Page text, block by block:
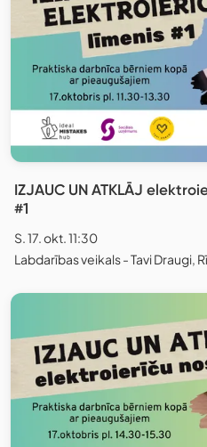
IZJAUC UN ATKLĀJ
#1
S. 17. okt. 11:30
Labdarības veikals - Tavi Draugi,